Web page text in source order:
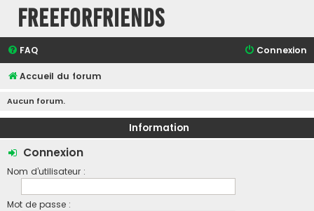
FreeForFriends
FAQ Connexion
Accueil du forum
Aucun forum.
Information
Connexion
Nom d’utilisateur :
Mot de passe :